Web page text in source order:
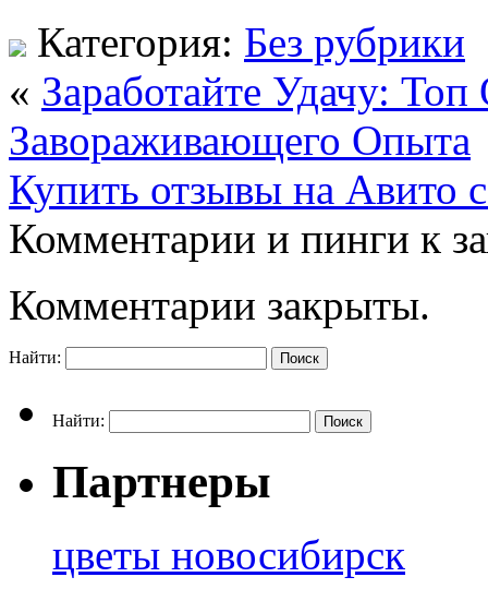
Категория: Без рубрики
« Заработайте Удачу:
Завораживающего Опыта
Купить отзывы на Авито
Комментарии и пинги к
Комментарии закрыты.
Найти:
Найти:
Партнеры
цветы новосибирск